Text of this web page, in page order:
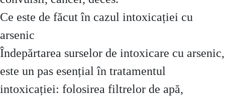
Ce este de făcut în cazul intoxicației cu
arsenic
Îndepărtarea surselor de intoxicare cu arsenic,
este un pas esențial în tratamentul
intoxicației: folosirea filtrelor de apă,